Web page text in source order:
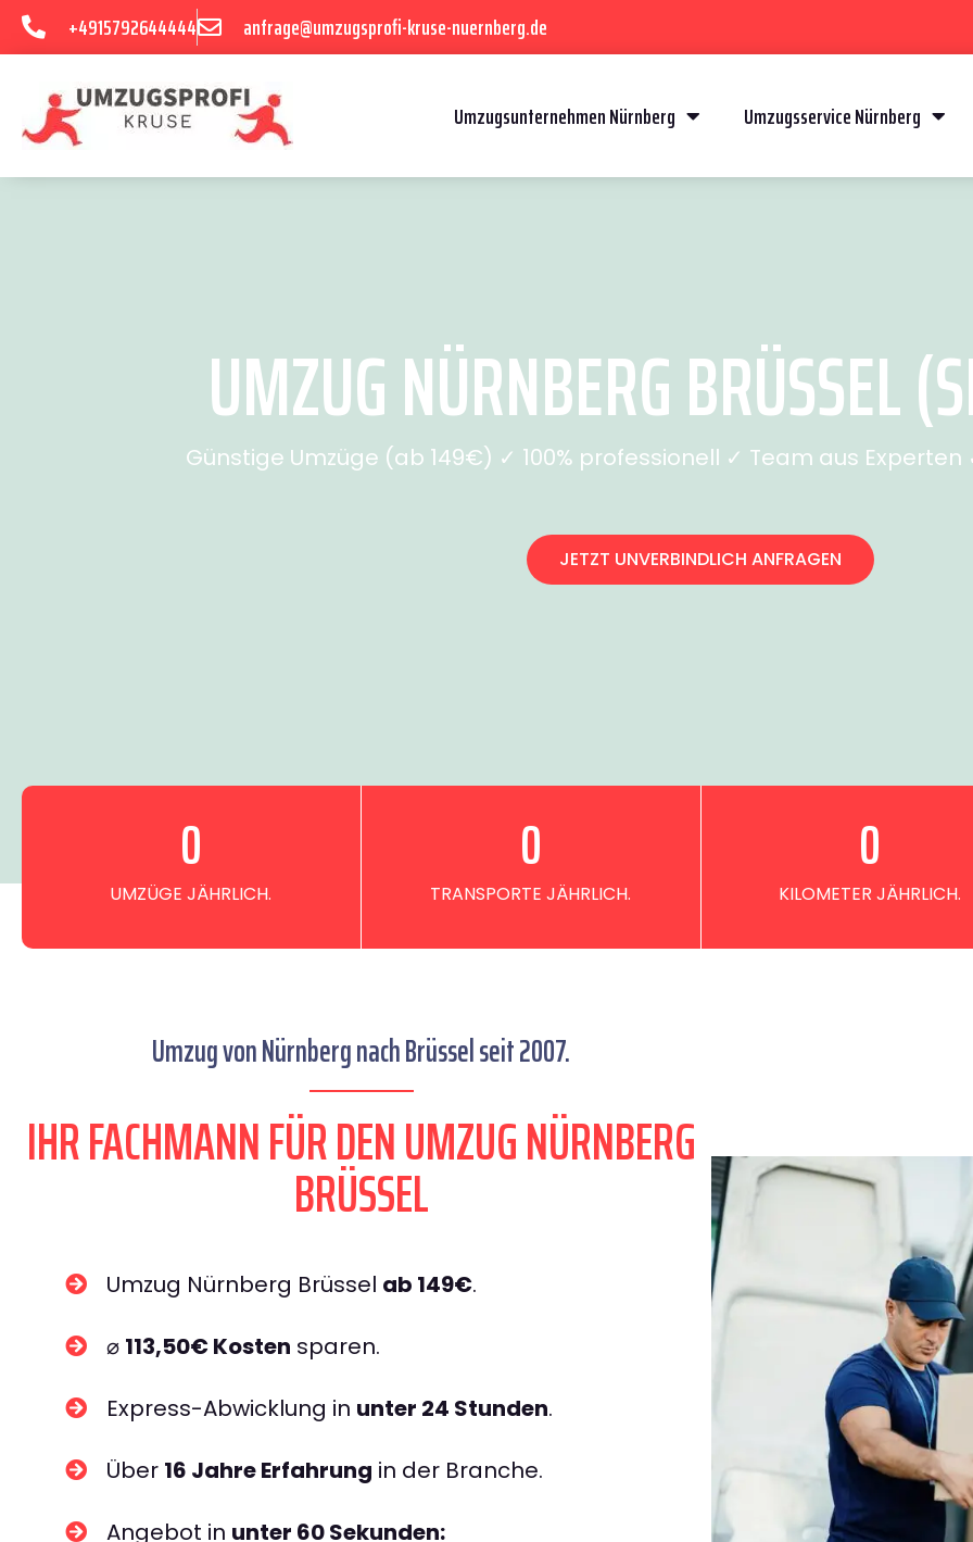
+4915792644444 anfrage@umzugsprofi-kruse-nuernberg.de
Umzugsunternehmen Nürnberg Umzugsservice Nürnberg
UMZUG NÜRNBERG BRÜSSEL
Günstige Umzüge (ab 149€) ✓ 100% professionell ✓ Team aus
JETZT UNVERBINDLICH ANFRAGEN
UMZÜGE JÄHRLICH.
0
TRANSPORTE JÄHRLICH.
0
KILOMETER JÄHRLICH.
0
Umzug von Nürnberg nach Brüssel seit 2007.
IHR FACHMANN FÜR DEN UMZUG NÜRNBERG
BRÜSSEL
Umzug Nürnberg Brüssel ab 149€.
⌀ 113,50€ Kosten sparen.
Express-Abwicklung in unter 24 Stunden.
Über 16 Jahre Erfahrung in der Branche.
Angebot in unter 60 Sekunden: